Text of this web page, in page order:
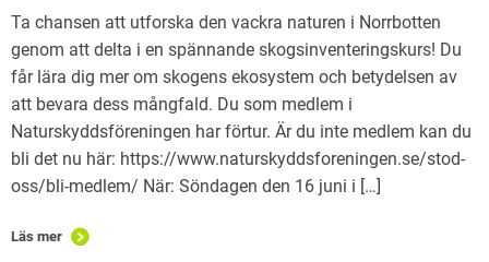
Ta chansen att utforska den vackra naturen i Norrbotten
genom att delta i en spännande skogsinventeringskurs! Du
får lära dig mer om skogens ekosystem och betydelsen av
att bevara dess mångfald. Du som medlem i
Naturskyddsföreningen har förtur. Är du inte medlem kan du
bli det nu här: https://www.naturskyddsforeningen.se/stod-
oss/bli-medlem/ När: Söndagen den 16 juni i […]
Läs mer